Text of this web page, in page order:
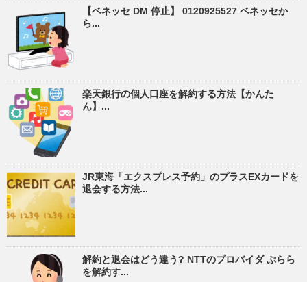
【ベネッセ DM 停止】 0120925527 ベネッセか
ら...
楽天銀行の個人口座を解約する方法【かんた
ん】...
JR東海「エクスプレス予約」のプラスEXカードを
退会する方法...
解約と退会はどう違う? NTTのプロバイダ ぷらら
を解約す...